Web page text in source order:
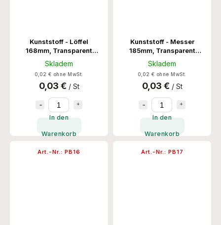
Kunststoff - Löffel
168mm, Transparent
20x100 Stk/Krt
Skladem
0,02 € ohne MwSt.
0,03 € / St
In den
Warenkorb
Kunststoff - Messer
185mm, Transparent
1000 Stk/Krt
Skladem
0,02 € ohne MwSt.
0,03 € / St
In den
Warenkorb
Art.-Nr.: PB16 Art.-Nr.: PB17